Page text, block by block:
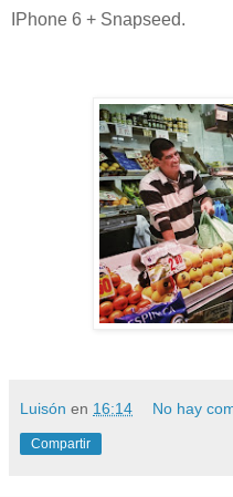
IPhone 6 + Snapseed.
Luisón en 16:14 No hay
Compartir